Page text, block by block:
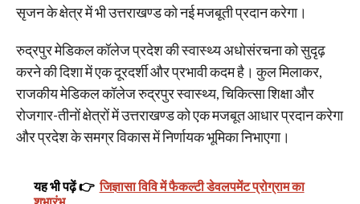
सृजन के क्षेत्र में भी उत्तराखण्ड को नई मजबूती प्रदान करेगा।
रुद्रपुर मेडिकल कॉलेज प्रदेश की स्वास्थ्य अधोसंरचना को सुदृढ़
करने की दिशा में एक दूरदर्शी और प्रभावी कदम है। कुल मिलाकर,
राजकीय मेडिकल कॉलेज रुद्रपुर स्वास्थ्य, चिकित्सा शिक्षा और
रोजगार-तीनों क्षेत्रों में उत्तराखण्ड को एक मजबूत आधार प्रदान करेगा
और प्रदेश के समग्र विकास में निर्णायक भूमिका निभाएगा।
यह भी पढ़ें 👉 जिज्ञासा विवि में फैकल्टी डेवलपमेंट प्रोग्राम का